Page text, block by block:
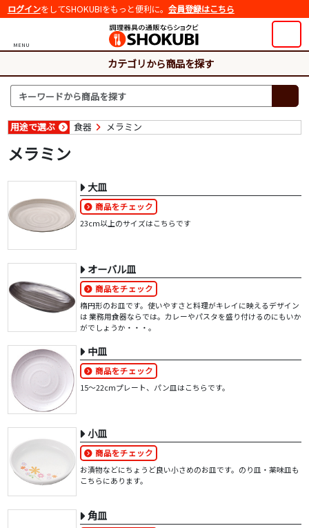
ログインをしてSHOKUBIをもっと便利に。 会員登録はこちら
MENU
カテゴリから商品を探す
用途で選ぶ 食器 メラミン
メラミン
大皿
商品をチェック
23cm以上のサイズはこちらです
オーバル皿
商品をチェック
楕円形のお皿です。使いやすさと料理がキレイに映えるデザイン
は 業務用食器ならでは。カレーやパスタを盛り付けるのにもいか
がでしょうか・・・。
中皿
商品をチェック
15～22cmプレート、パン皿はこちらです。
小皿
商品をチェック
お漬物などにちょうど良い小さめのお皿です。のり皿・薬味皿も
こちらにあります。
角皿